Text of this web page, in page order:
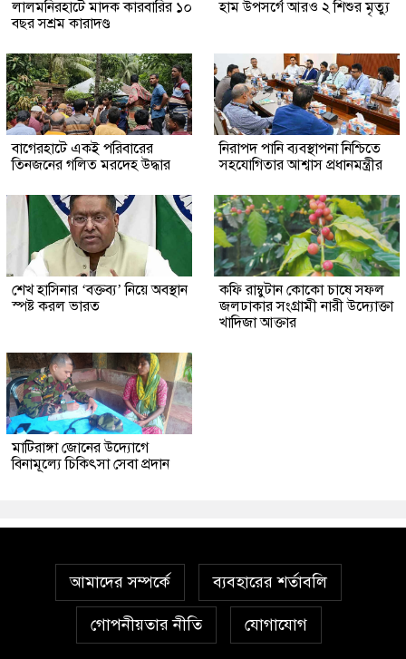
লালমনিরহাটে মাদক কারবারির ১০
বছর সশ্রম কারাদণ্ড
হাম উপসর্গে আরও ২ শিশুর মৃত্যু
‎বাগেরহাটে একই পরিবারের
তিনজনের গলিত মরদেহ উদ্ধার
নিরাপদ পানি ব্যবস্থাপনা নিশ্চিতে
সহযোগিতার আশ্বাস প্রধানমন্ত্রীর
শেখ হাসিনার ‘বক্তব্য’ নিয়ে অবস্থান
স্পষ্ট করল ভারত
কফি রাম্বুটান কোকো চাষে সফল
জলঢাকার সংগ্রামী নারী উদ্যোক্তা
খাদিজা আক্তার
মাটিরাঙ্গা জোনের উদ্যোগে
বিনামূল্যে চিকিৎসা সেবা প্রদান
আমাদের সম্পর্কে ব্যবহারের শর্তাবলি
গোপনীয়তার নীতি যোগাযোগ